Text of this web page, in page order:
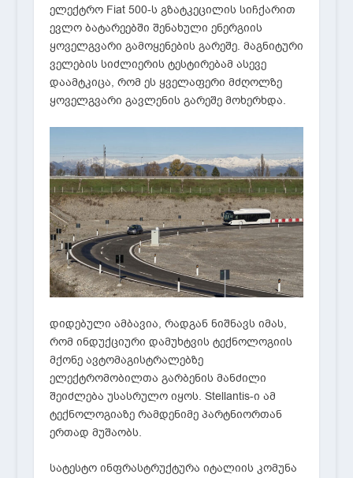
ელექტრო Fiat 500-ს გზატკეცილის სიჩქარით
ევლო ბატარეებში შენახული ენერგიის
ყოველგვარი გამოყენების გარეშე. მაგნიტური
ველების სიძლიერის ტესტირებამ ასევე
დაამტკიცა, რომ ეს ყველაფერი მძღოლზე
ყოველგვარი გავლენის გარეშე მოხერხდა.
დიდებული ამბავია, რადგან ნიშნავს იმას,
რომ ინდუქციური დამუხტვის ტექნოლოგიის
მქონე ავტომაგისტრალებზე
ელექტრომობილთა გარბენის მანძილი
შეიძლება უსასრულო იყოს. Stellantis-ი ამ
ტექნოლოგიაზე რამდენიმე პარტნიორთან
ერთად მუშაობს.
სატესტო ინფრასტრუქტურა იტალიის კომუნა